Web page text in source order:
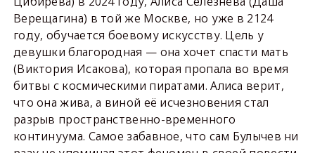
Верещагина) в той же Москве, но уже в 2124
году, обучается боевому искусству. Цель у
девушки благородная — она хочет спасти мать
(Виктория Исакова), которая пропала во время
битвы с космическими пиратами. Алиса верит,
что она жива, а виной её исчезновения стал
разрыв пространственно-временного
континуума. Самое забавное, что сам Булычев ни